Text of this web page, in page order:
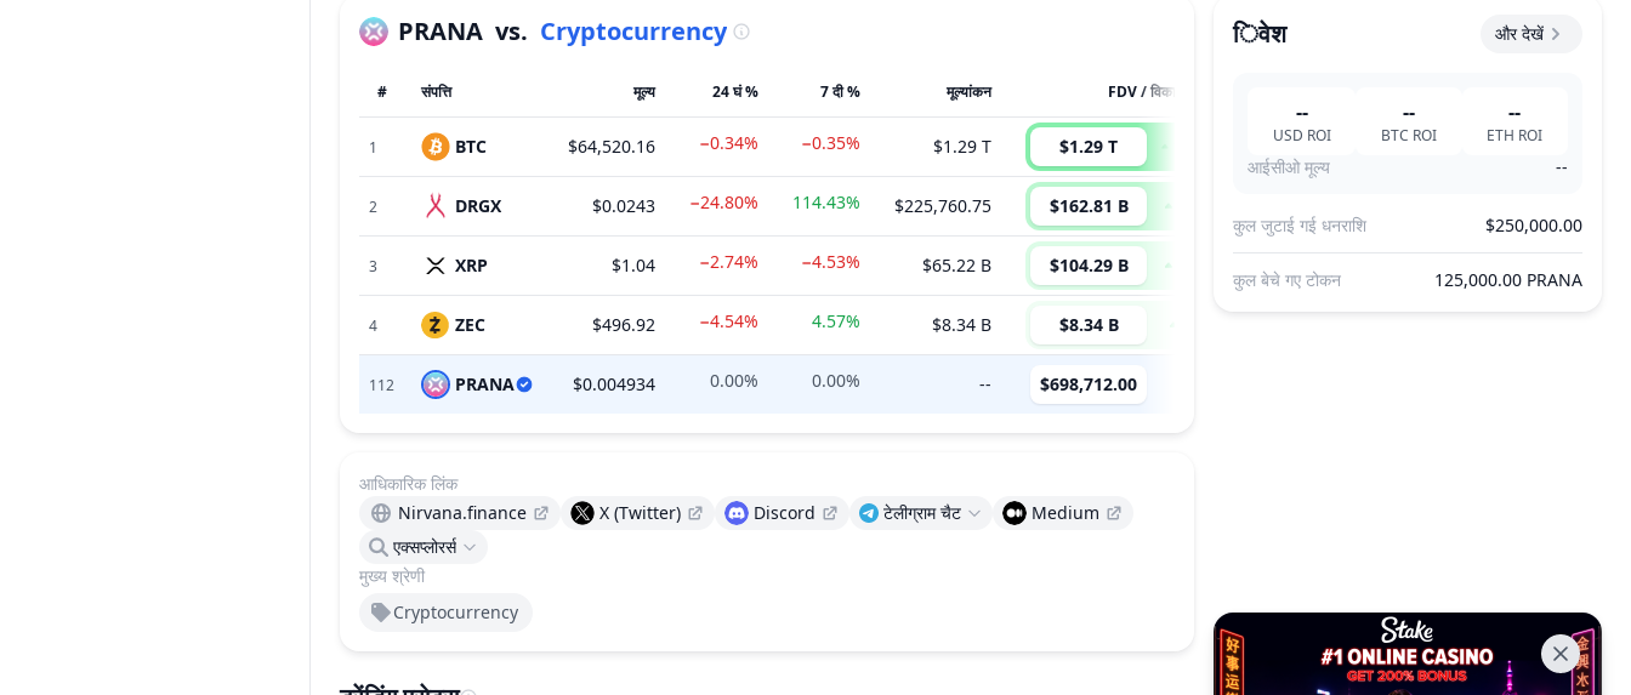
PRANA vs. Cryptocurrency
# संपत्ति मूल्य 24 घं % 7 दी % मूल्यांकन FDV / विकास का संभाव
1 BTC $64,520.16 −0.34% −0.35% $1.29 T $1.29 T
2 DRGX $0.0243 −24.80% 114.43% $225,760.75 $162.81 B
3 XRP $1.04 −2.74% −4.53% $65.22 B $104.29 B
4 ZEC $496.92 −4.54% 4.57% $8.34 B $8.34 B
112 PRANA $0.004934 0.00% 0.00% -- $698,712.00
िवेश और देखें
--
USD ROI
--
BTC ROI
--
ETH ROI
आईसीओ मूल्य --
कुल जुटाई गई धनराशि $250,000.00
कुल बेचे गए टोकन 125,000.00 PRANA
मुख्य श्रेणी
Cryptocurrency
आधिकारिक लिंक
Nirvana.finance
X (Twitter) Discord टेलीग्राम चैट
Medium
एक्सप्लोरर्स